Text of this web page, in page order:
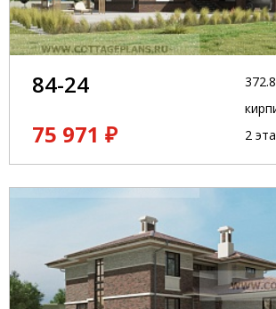
84-24
75 971 ₽
2